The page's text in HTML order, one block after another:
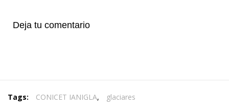
Deja tu comentario
Tags: CONICET IANIGLA, glaciares